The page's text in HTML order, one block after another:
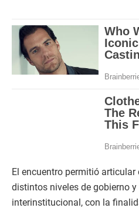
El encuentro permitió
distintos niveles de gobierno
interinstitucional, con la